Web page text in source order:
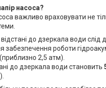
насоса?
важливо враховувати не
до дзеркала води
забезпечення роботи
2,5 атм).
до дзеркала води становить